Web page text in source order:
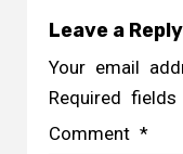
Leave a Reply
Your email
Required
Comment *